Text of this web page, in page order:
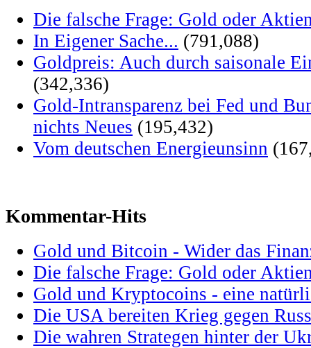
Die falsche Frage: Gold oder
In Eigener Sache... (791,088)
Goldpreis: Auch durch saisonale
(342,336)
Gold-Intransparenz bei Fed und
nichts Neues (195,432)
Vom deutschen Energieunsinn
Kommentar-Hits
Gold und Bitcoin - Wider das
Die falsche Frage: Gold oder
Gold und Kryptocoins - eine
Die USA bereiten Krieg gegen
Die wahren Strategen hinter der